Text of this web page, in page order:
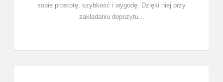
sobie prostotę, szybkość i wygodę. Dzięki niej przy
zakładaniu depozytu...